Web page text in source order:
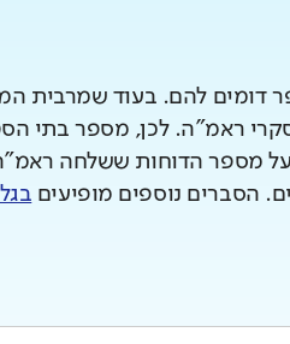
דומים להם. בעוד שמרבית
ראמ"ה. לכן, מספר בתי
מספר הדוחות ששלחה
הסברים נוספים מופיעים